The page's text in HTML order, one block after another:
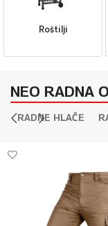
Roštilji
NEO RADNA
RADNE HLAČE